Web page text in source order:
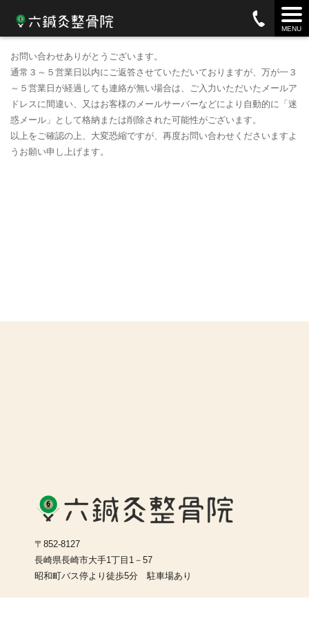
MENU
お問い合わせ完了
お問い合わせありがとうございます。
通常３～５営業日以内にご返答させていただいておりますが、万が一３
～５営業日が経過しても連絡が無い場合は、ご入力いただいたメールア
ドレスに間違い、又はお客様のメールサーバーなどにより自動的に「迷
惑メール」として格納または削除された可能性がございます。
以上をご確認の上、大変恐縮ですが、再度お問い合わせくださいますよ
うお願い申し上げます。
〒852-8127
長崎県長崎市大手1丁目1－57
昭和町バス停より徒歩5分 駐車場あり